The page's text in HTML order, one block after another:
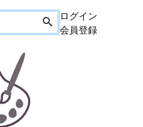
ログイン
会員登録